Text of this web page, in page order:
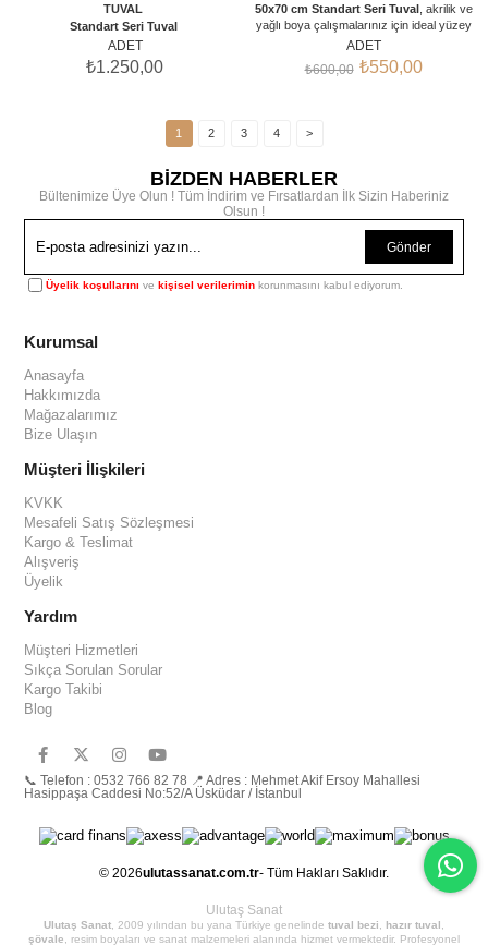
TUVAL
Standart Seri Tuval
Tuval S 35 x 50 cm x 5 Ad
ADET
₺1.250,00
50x70 cm Standart Seri Tuval, akrilik ve
yağlı boya çalışmalarınız için ideal yüzey
dokusu ve fırınlanmış dayanıklı ahşap
şasisiyle öne çıkar. Özel Gesso astarı
sayesinde boyayı emmez, renklerin
sunulmaktadır. Paketi açıp hemen
ADET
₺550,00
₺600,00
1 2 3 4 >
BİZDEN HABERLER
Bültenimize Üye Olun ! Tüm İndirim ve Fırsatlardan İlk Sizin Haberiniz
Olsun !
Gönder
Üyelik koşullarını vekişisel verilerimin korunmasını kabul ediyorum.
Kurumsal
Anasayfa
Hakkımızda
Mağazalarımız
Bize Ulaşın
Müşteri İlişkileri
KVKK
Mesafeli Satış Sözleşmesi
Kargo & Teslimat
Alışveriş
Üyelik
Yardım
Müşteri Hizmetleri
Sıkça Sorulan Sorular
Kargo Takibi
Blog
📞 Telefon : 0532 766 82 78 📍 Adres : Mehmet Akif Ersoy Mahallesi
Hasippaşa Caddesi No:52/A Üsküdar / İstanbul
© 2026ulutassanat.com.tr- Tüm Hakları Saklıdır.
Ulutaş Sanat
Ulutaş Sanat , 2009 yılından bu yana Türkiye genelinde tuval bezi hazır tuval
şövale , resim boyaları ve sanat malzemeleri alanında hizmet vermektedir. Profesyonel